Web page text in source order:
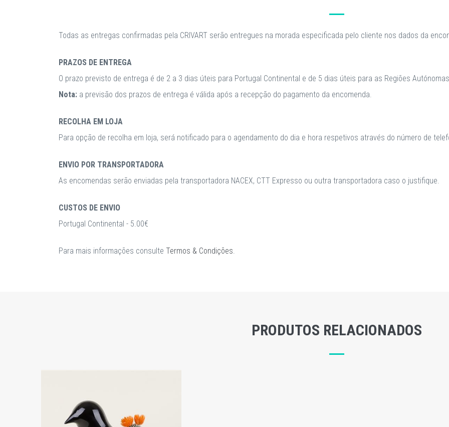
Todas as entregas confirmadas pela CRIVART serão entregues na morada especificada pelo cliente nos dados da
PRAZOS DE ENTREGA
O prazo previsto de entrega é de 2 a 3 dias úteis para Portugal Continental e de 5 dias úteis para as Regiões
Nota: a previsão dos prazos de entrega é válida após a recepção do pagamento da encomenda.
RECOLHA EM LOJA
Para opção de recolha em loja, será notificado para o agendamento do dia e hora respetivos através do número de
ENVIO POR TRANSPORTADORA
As encomendas serão enviadas pela transportadora NACEX, CTT Expresso ou outra transportadora caso o justifique.
CUSTOS DE ENVIO
Portugal Continental - 5.00€
Para mais informações consulte Termos & Condições.
PRODUTOS RELACIONADOS